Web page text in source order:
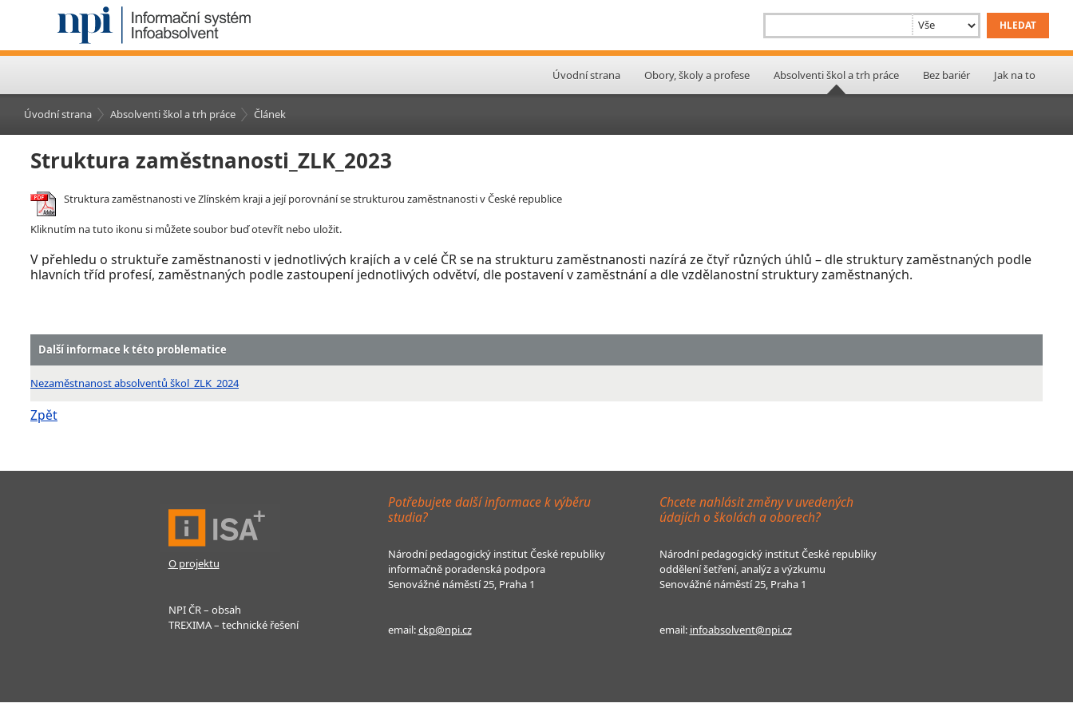
Úvodní strana Obory, školy a profese Absolventi škol a trh práce Bez bariér Jak na to
Úvodní strana Absolventi škol a trh práce Článek
Struktura zaměstnanosti_ZLK_2023
Struktura zaměstnanosti ve Zlínském kraji a její porovnání se strukturou zaměstnanosti v České republice
Kliknutím na tuto ikonu si můžete soubor buď otevřít nebo uložit.
V přehledu o struktuře zaměstnanosti v jednotlivých krajích a v celé ČR se na strukturu zaměstnanosti nazírá ze čtyř různých úhlů – dle struktury zaměstnaných podle
hlavních tříd profesí, zaměstnaných podle zastoupení jednotlivých odvětví, dle postavení vzaměstnání a dle vzdělanostní struktury zaměstnaných.
Další informace k této problematice
Nezaměstnanost absolventů škol_ZLK_2024
Zpět
O projektu
NPI ČR – obsah
TREXIMA – technické řešení
Potřebujete další informace k výběru
studia?
Národní pedagogický institut České republiky
informačně poradenská podpora
Senovážné náměstí 25, Praha 1
email:ckp@npi.cz
Chcete nahlásit změny v uvedených
údajích o školách a oborech?
Národní pedagogický institut České republiky
oddělení šetření, analýz a výzkumu
Senovážné náměstí 25, Praha 1
email: infoabsolvent@npi.cz